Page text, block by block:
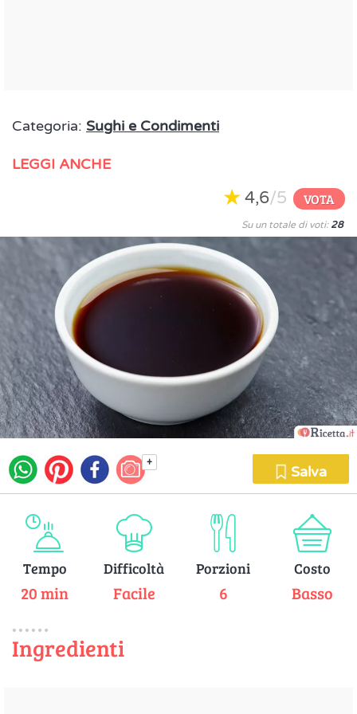
Categoria: Sughi e Condimenti
LEGGI ANCHE
4,6/5 VOTA
Su un totale di voti: 28
+
Salva
Tempo
20 min
Difficoltà
Facile
Porzioni
6
Costo
Basso
Ingredienti